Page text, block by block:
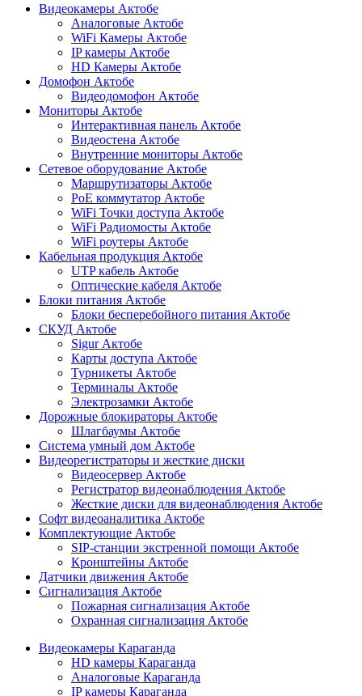
Видеокамеры Актобе
Аналоговые Актобе
WiFi Камеры Актобе
IP камеры Актобе
HD Камеры Актобе
Домофон Актобе
Видеодомофон Актобе
Мониторы Актобе
Интерактивная панель Актобе
Видеостена Актобе
Внутренние мониторы Актобе
Сетевое оборудование Актобе
Маршрутизаторы Актобе
PoE коммутатор Актобе
WiFi Точки доступа Актобе
WiFi Радиомосты Актобе
WiFi роутеры Актобе
Кабельная продукция Актобе
UTP кабель Актобе
Оптические кабеля Актобе
Блоки питания Актобе
Блоки бесперебойного питания Актобе
СКУД Актобе
Sigur Актобе
Карты доступа Актобе
Турникеты Актобе
Терминалы Актобе
Электрозамки Актобе
Дорожные блокираторы Актобе
Шлагбаумы Актобе
Система умный дом Актобе
Видеорегистраторы и жесткие диски
Видеосервер Актобе
Регистратор видеонаблюдения Актобе
Жесткие диски для видеонаблюдения Актобе
Софт видеоаналитика Актобе
Комплектующие Актобе
SIP-станции экстренной помощи Актобе
Кронштейны Актобе
Датчики движения Актобе
Сигнализация Актобе
Пожарная сигнализация Актобе
Охранная сигнализация Актобе
Видеокамеры Караганда
HD камеры Караганда
Аналоговые Караганда
IP камеры Караганда